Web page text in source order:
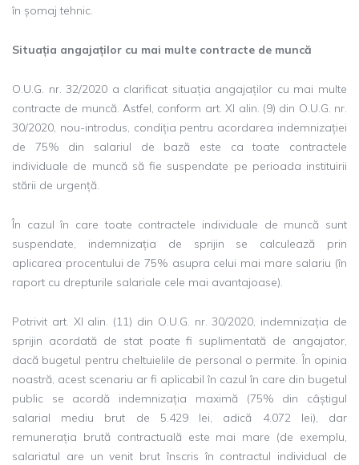
în șomaj tehnic.
Situația angajaților cu mai multe contracte de muncă
O.U.G. nr. 32/2020 a clarificat situația angajaților cu mai multe
contracte de muncă. Astfel, conform art. XI alin. (9) din O.U.G. nr.
30/2020, nou-introdus, condiția pentru acordarea indemnizației
de 75% din salariul de bază este ca toate contractele
individuale de muncă să fie suspendate pe perioada instituirii
stării de urgență.
În cazul în care toate contractele individuale de muncă sunt
suspendate, indemnizația de sprijin se calculează prin
aplicarea procentului de 75% asupra celui mai mare salariu (în
raport cu drepturile salariale cele mai avantajoase).
Potrivit art. XI alin. (11) din O.U.G. nr. 30/2020, indemnizația de
sprijin acordată de stat poate fi suplimentată de angajator,
dacă bugetul pentru cheltuielile de personal o permite. În opinia
noastră, acest scenariu ar fi aplicabil în cazul în care din bugetul
public se acordă indemnizația maximă (75% din câștigul
salarial mediu brut de 5.429 lei, adică 4.072 lei), dar
remunerația brută contractuală este mai mare (de exemplu,
salariatul are un venit brut înscris în contractul individual de